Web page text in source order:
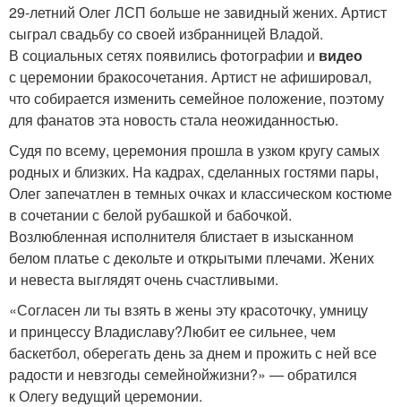
29-летний Олег ЛСП больше не завидный жених. Артист
сыграл свадьбу со своей избранницей Владой.
В социальных сетях появились фотографии и видео
с церемонии бракосочетания. Артист не афишировал,
что собирается изменить семейное положение, поэтому
для фанатов эта новость стала неожиданностью.
Судя по всему, церемония прошла в узком кругу самых
родных и близких. На кадрах, сделанных гостями пары,
Олег запечатлен в темных очках и классическом костюме
в сочетании с белой рубашкой и бабочкой.
Возлюбленная исполнителя блистает в изысканном
белом платье с декольте и открытыми плечами. Жених
и невеста выглядят очень счастливыми.
«Согласен ли ты взять в жены эту красоточку, умницу
и принцессу Владиславу?Любит ее сильнее, чем
баскетбол, оберегать день за днем и прожить с ней все
радости и невзгоды семейнойжизни?» — обратился
к Олегу ведущий церемонии.